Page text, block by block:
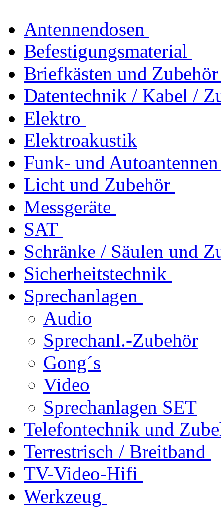
Antennendosen
Befestigungsmaterial
Briefkästen und Zubehör
Datentechnik / Kabel /
Elektro
Elektroakustik
Funk- und Autoantennen
Licht und Zubehör
Messgeräte
SAT
Schränke / Säulen und
Sicherheitstechnik
Sprechanlagen
Audio
Sprechanl.-Zubehör
Gong´s
Video
Sprechanlagen SET
Telefontechnik und
Terrestrisch / Breitband
TV-Video-Hifi
Werkzeug